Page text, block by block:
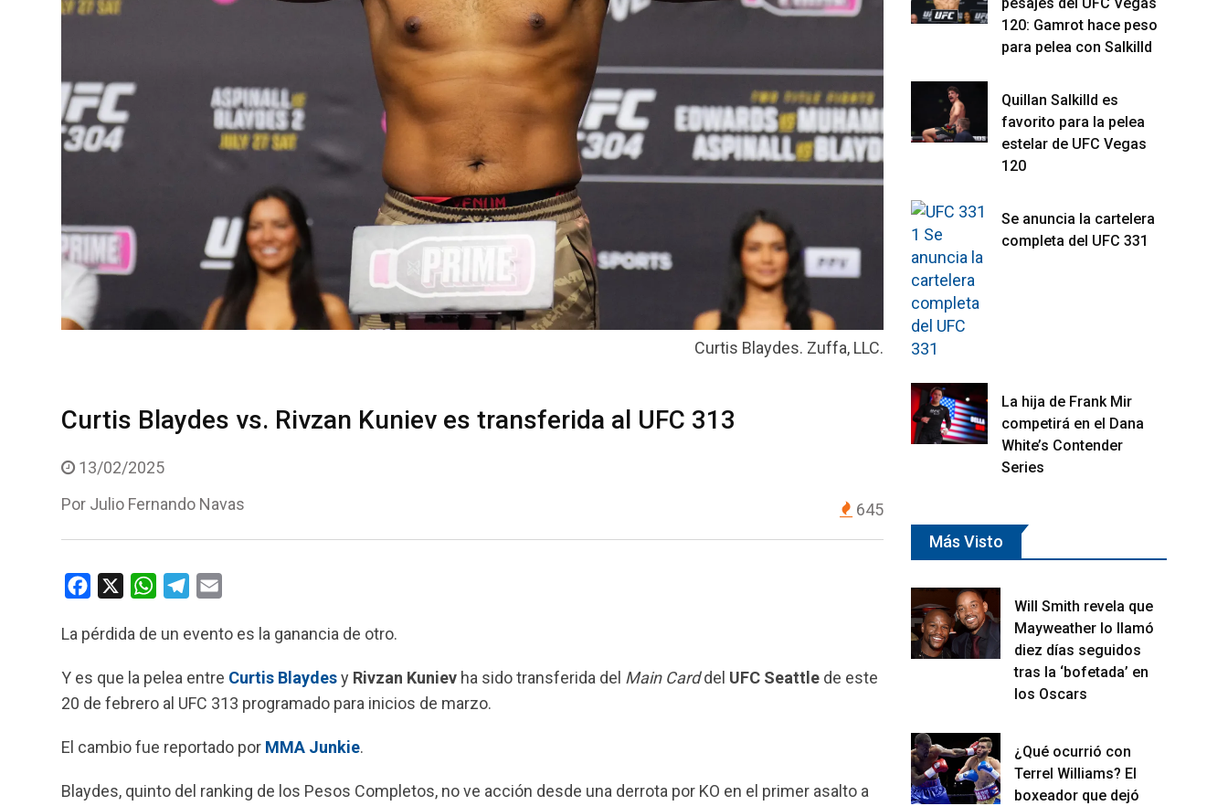
Curtis Blaydes. Zuffa, LLC.
Curtis Blaydes vs. Rivzan Kuniev es transferida al UFC 313
13/02/2025
Por Julio Fernando Navas 645
c
b
o
W
a
s
A
l
g
r
a
l
La pérdida de un evento es la ganancia de otro.
Y es que la pelea entre Curtis Blaydesy Rivzan Kuniev ha sido transferida del Main Carddel UFC Seattle de este
20 de febrero al UFC 313 programado para inicios de marzo.
El cambio fue reportado por MMA Junkie.
Blaydes, quinto del ranking de los Pesos Completos, no ve acción desde una derrota por KO en el primer asalto a
120: Gamrot hace peso
para pelea con Salkilld
Quillan Salkilld es
favorito para la pelea
estelar de UFC Vegas
120
Se anuncia la cartelera
completa del UFC 331
La hija de Frank Mir
competirá en el Dana
White’s Contender
Series
Más Visto
Will Smith revela que
Mayweather lo llamó
diez días seguidos
tras la ‘bofetada’ en
los Oscars
¿Qué ocurrió con
Terrel Williams? El
boxeador que dejó